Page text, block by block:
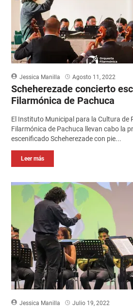
Jessica Manilla Agosto 11, 2022
Scheherezade concierto
Filarmónica de Pachuca
El Instituto Municipal para la Cultura de
Filarmónica de Pachuca llevan cabo la
escenificado Scheherezade con pie...
Leer más
Jessica Manilla Julio 19, 2022